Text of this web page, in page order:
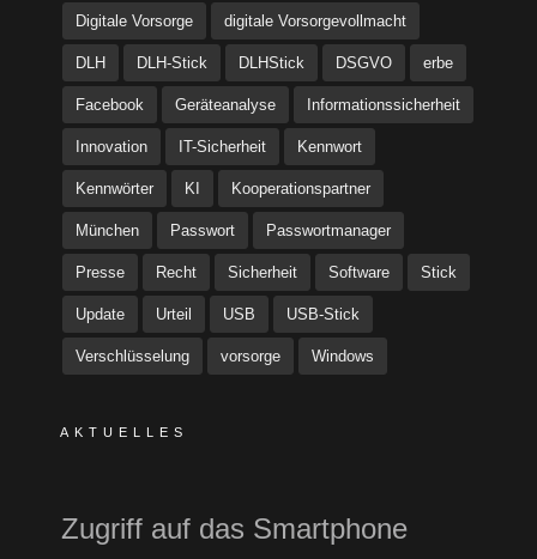
Digitale Vorsorge digitale Vorsorgevollmacht
DLH DLH-Stick DLHStick DSGVO erbe
Facebook Geräteanalyse Informationssicherheit
Innovation IT-Sicherheit Kennwort
Kennwörter KI Kooperationspartner
München Passwort Passwortmanager
Presse Recht Sicherheit Software Stick
Update Urteil USB USB-Stick
Verschlüsselung vorsorge Windows
AKTUELLES
Zugriff auf das Smartphone